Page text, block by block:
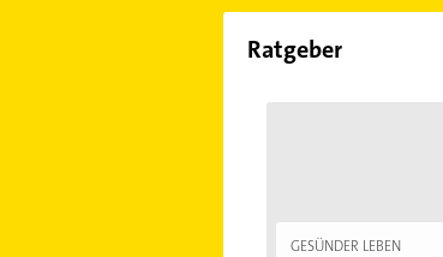
Ratgeber
GESÜNDER LEBEN